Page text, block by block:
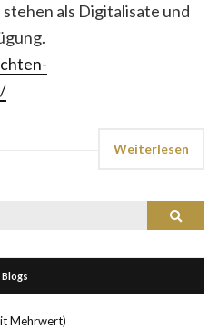
als Digitalisate und
Weiterlesen
Suchen
Blogs
Mehrwert)